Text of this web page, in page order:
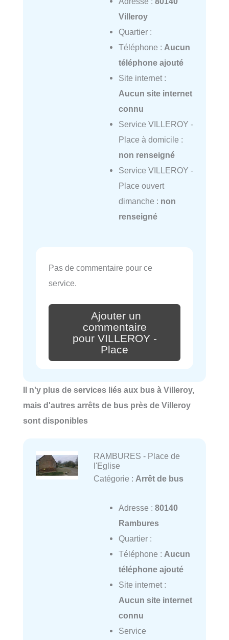
Villeroy
Quartier :
Téléphone : Aucun
téléphone ajouté
Site internet :
Aucun site internet
connu
Service VILLEROY -
Place à domicile :
non renseigné
Service VILLEROY -
Place ouvert
dimanche : non
renseigné
Pas de commentaire pour ce
service.
Ajouter un
commentaire
pour VILLEROY -
Place
Il n'y plus de services liés aux bus à Villeroy,
mais d'autres arrêts de bus près de Villeroy
sont disponibles
RAMBURES - Place de
l'Eglise
Catégorie : Arrêt de bus
Adresse : 80140
Rambures
Quartier :
Téléphone : Aucun
téléphone ajouté
Site internet :
Aucun site internet
connu
Service